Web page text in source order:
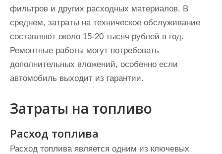
фильтров и других расходных материалов. В
среднем, затраты на техническое обслуживание
составляют около 15-20 тысяч рублей в год.
Ремонтные работы могут потребовать
дополнительных вложений, особенно если
автомобиль выходит из гарантии.
Затраты на топливо
Расход топлива
Расход топлива является одним из ключевых